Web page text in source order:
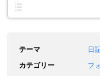
テーマ
日
カテゴリー
フ